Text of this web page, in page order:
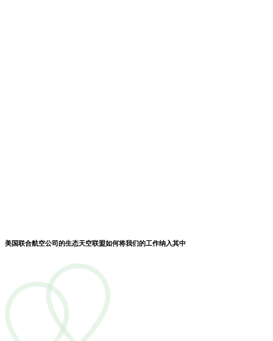
美国联合航空公司的生态天空联盟如何将我们的工作纳入其中